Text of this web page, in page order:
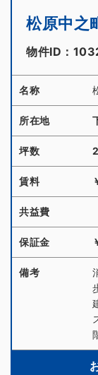
松原中之
物件ID：
名称
所在地
坪数
賃料
共益費
保証金
備考